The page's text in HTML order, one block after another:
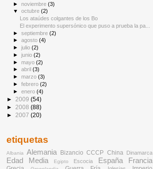
► noviembre(3)
▼octubre(2)
Los ataúdes colgantes de los Bo
El experimento supersónico que puso a prueba la pa...
►septiembre(2)
►agosto(4)
►julio(2)
►junio(2)
► mayo(2)
►abril(3)
► marzo(3)
►febrero(2)
►enero(4)
► 2009 (54)
► 2008 (88)
► 2007 (20)
etiquetas
Albania Alemania Bizancio CCCP China Dinamarca
Edad Media Egipto Escocia España Francia